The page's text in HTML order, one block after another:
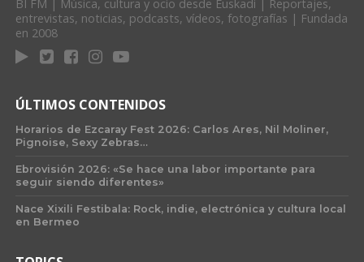
BI FM | Música, cultura y ocio desde Euskadi | Reportajes,
entrevistas, noticias, podcasts, vídeos, fotografías | Fundada
en 2008
ÚLTIMOS CONTENIDOS
Horarios de Ezcaray Fest 2026: Carlos Ares, Nil Moliner,
Pignoise, Sexy Zebras…
Ebrovisión 2026: «Se hace una labor importante para
seguir siendo diferentes»
Nace Xixili Festibala: Rock, indie, electrónica y cultura local
en Bermeo